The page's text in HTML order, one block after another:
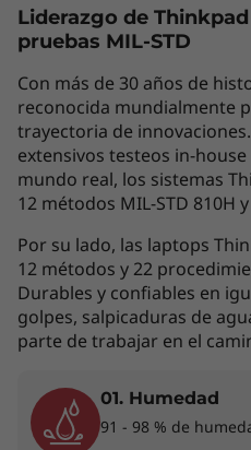
Laptop
última
para
Disfruta de una
de IA de vanguardia
ThinkPad E14 Gen 7.
Core™ Ultra (Serie 2)
esta Copilot+ PC está
las empresas a
de IA
Liderazgo de
pruebas MIL-STD
Con más de 30 años de
reconocida mundialmente
trayectoria de
extensivos testeos in-
mundo real, los sistemas
12 métodos MIL-STD 810H
Por su lado, las laptops
12 métodos y 22
Durables y confiables en
golpes, salpicaduras de
parte de trabajar en el
01. Humedad
91 - 98 % de